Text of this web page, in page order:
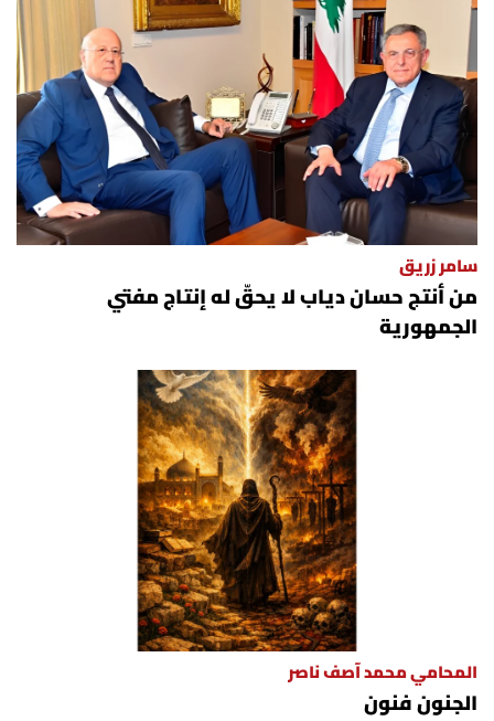
سامر زريق
من أنتج حسان دياب لا يحقّ له إنتاج مفتي
الجمهورية
المحامي محمد آصف ناصر
الجنون فنون